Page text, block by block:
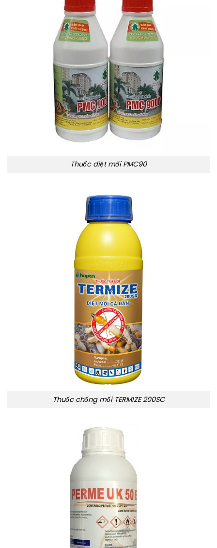
Thuốc diệt mối PMC90
Thuốc chống mối TERMIZE 200SC